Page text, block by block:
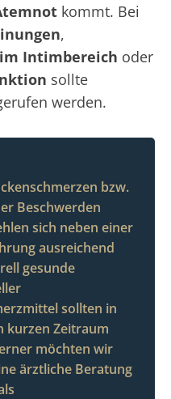
kommt. Bei
,
Intimbereich oder
sollte
werden.
bzw.
Beschwerden
sich neben einer
ausreichend
gesunde
sollten in
kurzen Zeitraum
möchten wir
ärztliche Beratung